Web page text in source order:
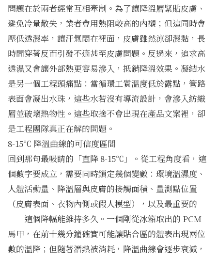
問題在於兩者經常互相牽制。為了讓降溫層緊貼皮膚、
避免冷量散失，業者會用熱阻較高的內襯；但這同時會
壓低透濕率，讓汗氣悶在裡面，皮膚雖然涼卻濕黏，長
時間穿著反而引發不適甚至皮膚問題。反過來，追求高
透濕又會讓外部熱更容易滲入，抵銷降溫效果。凝結水
是另一個工程頭痛點：當循環工質溫度低於露點，管路
表面會凝出水珠，這些水若沒有導流設計，會滲入紡織
層並破壞熱物性。這些取捨不會出現在產品文案裡，卻
是工程團隊真正在解的問題。
8-15℃ 降溫曲線的可信度區間
回到那句最吸睛的「直降 8-15℃」。從工程角度看，這
個數字要成立，需要同時鎖定幾個變數：環境溫濕度、
人體活動量、降溫層與皮膚的接觸面積、量測點位置
（皮膚表面、衣物內側或假人模型），以及最重要的
——這個降幅能維持多久。一個剛從冰箱取出的 PCM
馬甲，在前十幾分鐘確實可能讓貼合區的體表出現兩位
數的溫降；但隨著潛熱被消耗，降溫曲線會逐步衰減，